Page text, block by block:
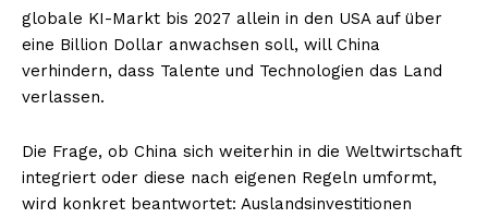
globale KI-Markt bis 2027 allein in den USA auf über
eine Billion Dollar anwachsen soll, will China
verhindern, dass Talente und Technologien das Land
verlassen.
Die Frage, ob China sich weiterhin in die Weltwirtschaft
integriert oder diese nach eigenen Regeln umformt,
wird konkret beantwortet: Auslandsinvestitionen